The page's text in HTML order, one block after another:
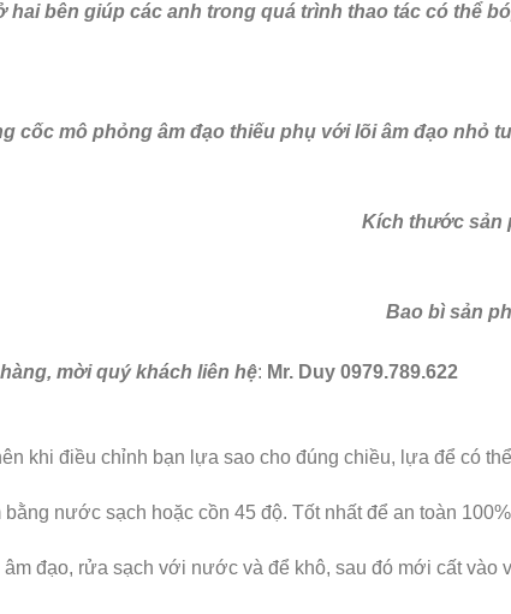
bên giúp các anh trong quá trình thao tác có thể
cốc mô phỏng âm đạo thiếu phụ với lõi âm đạo nhỏ
Kích thước sản
Bao bì sản
mời quý khách liên hệ: Mr. Duy 0979.789.622
khi điều chỉnh bạn lựa sao cho đúng chiều, lựa để có
nước sạch hoặc cồn 45 độ. Tốt nhất để an toàn
đạo, rửa sạch với nước và để khô, sau đó mới cất vào